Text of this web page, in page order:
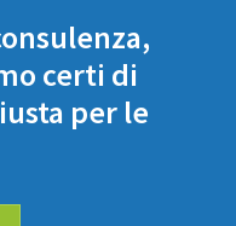
certi di
per le